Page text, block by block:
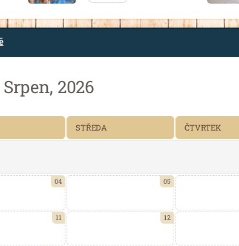
2026
STŘEDA ČTVRTEK
04 05
11 12